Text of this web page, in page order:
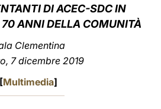
中文
LATINE
DI ACEC-SDC IN
ANNI DELLA COMUNITÀ
Clementina
7 dicembre 2019
[Multimedia]